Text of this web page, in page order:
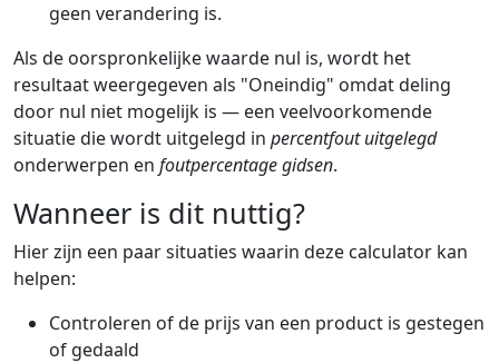
geen verandering is.
Als de oorspronkelijke waarde nul is, wordt het
resultaat weergegeven als "Oneindig" omdat deling
door nul niet mogelijk is — een veelvoorkomende
situatie die wordt uitgelegd in percentfout uitgelegd
onderwerpen en foutpercentage gidsen.
Wanneer is dit nuttig?
Hier zijn een paar situaties waarin deze calculator kan
helpen:
Controleren of de prijs van een product is gestegen
of gedaald